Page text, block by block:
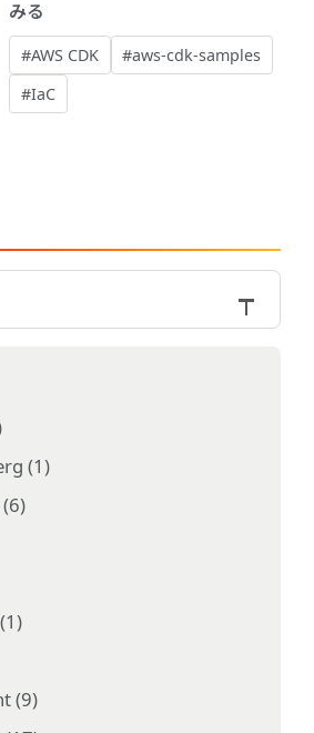
みる
#AWS CDK
#aws-cdk-samples
#IaC
(1)
(9)